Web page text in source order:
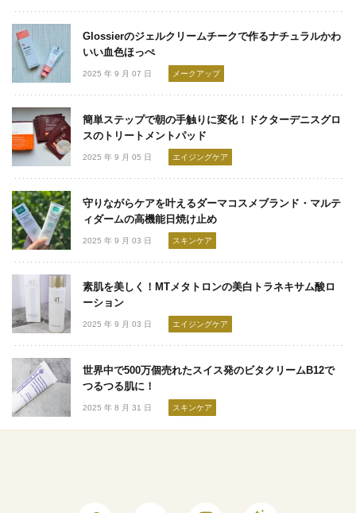
Glossierのジェルクリームチークで作るナチュラルかわ
いい血色ほっぺ
2025 年 9 月 07 日 メークアップ
簡単ステップで朝の手触りに変化！ドクターデニスグロ
スのトリートメントパッド
2025 年 9 月 05 日 エイジングケア
守りながらケアを叶えるダーマコスメブランド・マルテ
ィダームの高機能日焼け止め
2025 年 9 月 03 日 スキンケア
素肌を美しく！MTメタトロンの美白トラネキサム酸ロ
ーション
2025 年 9 月 03 日 エイジングケア
世界中で500万個売れたスイス発のビタクリームB12で
つるつる肌に！
2025 年 8 月 31 日 スキンケア